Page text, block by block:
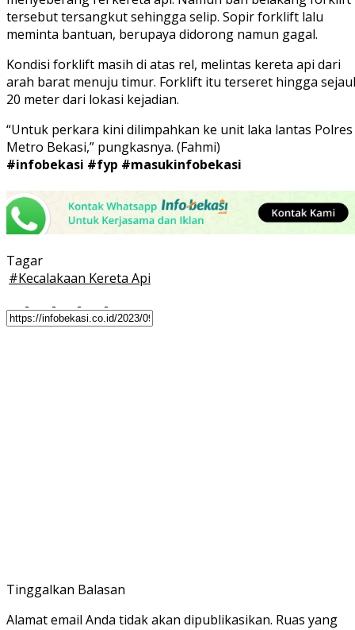
tersebut tersangkut sehingga selip. Sopir forklift lalu
meminta bantuan, berupaya didorong namun gagal.
Kondisi forklift masih di atas rel, melintas kereta api dari
arah barat menuju timur. Forklift itu terseret hingga
20 meter dari lokasi kejadian.
“Untuk perkara kini dilimpahkan ke unit laka lantas Polres
Metro Bekasi,” pungkasnya. (Fahmi)
#infobekasi #fyp #masukinfobekasi
Tagar
#Kecalakaan Kereta Api
Tinggalkan Balasan
Alamat email Anda tidak akan dipublikasikan. Ruas yang